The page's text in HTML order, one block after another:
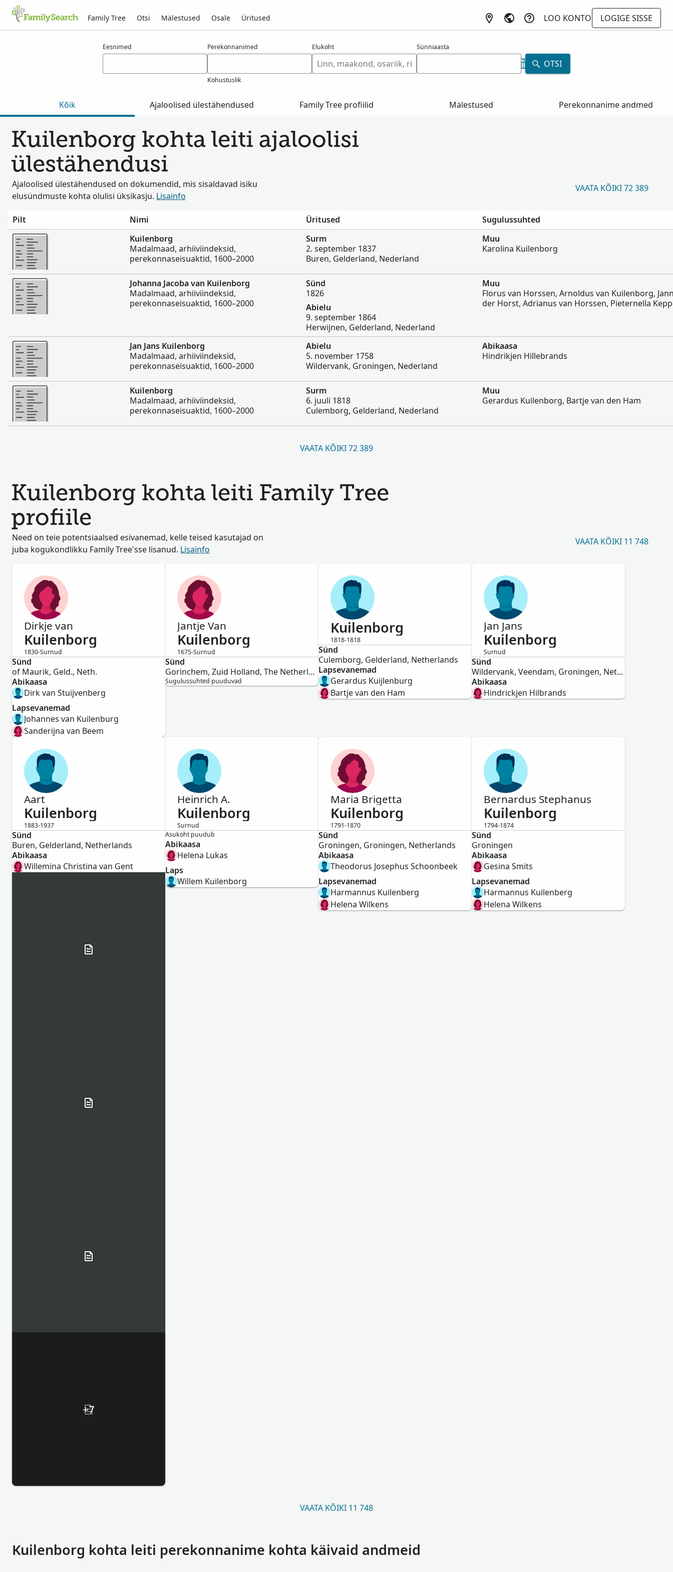
Family Tree Otsi Mälestused Osale Üritused LOO KONTO
LOGIGE SISSE
Eesnimed Perekonnanimed
Kohustuslik
Elukoht Sünniaasta
OTSI
Kõik Ajaloolised ülestähendused Family Tree profiilid Mälestused Perekonnanime andmed
Kuilenborg kohta leiti ajaloolisi
ülestähendusi
Ajaloolised ülestähendused on dokumendid, mis sisaldavad isiku
elusündmuste kohta olulisi üksikasju. Lisainfo
VAATA KÕIKI 72 389
Pilt Nimi Üritused
Sugulussuhted
Rohkem
Kuilenborg
Madalmaad, arhiiviindeksid,
perekonnaseisuaktid, 1600–2000
Surm
2. september 1837
Buren, Gelderland, Nederland
Muu
Karolina Kuilenborg
Rohkem
Johanna Jacoba van Kuilenborg
Madalmaad, arhiiviindeksid,
perekonnaseisuaktid, 1600–2000
Sünd
1826
Abielu
9. september 1864
Herwijnen, Gelderland, Nederland
Muu
Florus van Horssen, Arnoldus van Kuilenborg,
der Horst, Adrianus van Horssen, Pieternella
Rohkem
Jan Jans Kuilenborg
Madalmaad, arhiiviindeksid,
perekonnaseisuaktid, 1600–2000
Abielu
5. november 1758
Wildervank, Groningen, Nederland
Abikaasa
Hindrikjen Hillebrands
Rohkem
Kuilenborg
Madalmaad, arhiiviindeksid,
perekonnaseisuaktid, 1600–2000
Surm
6. juuli 1818
Culemborg, Gelderland, Nederland
Muu
Gerardus Kuilenborg, Bartje van den Ham
VAATA KÕIKI 72 389
Kuilenborg kohta leiti Family Tree
profiile
Need on teie potentsiaalsed esivanemad, kelle teised kasutajad on
juba kogukondlikku Family Tree'sse lisanud. Lisainfo
VAATA KÕIKI 11 748
Dirkje van
Kuilenborg
1830-Surnud
Naine
Sünd
of Maurik, Geld., Neth.
Abikaasa
Dirk van Stuijvenberg
Lapsevanemad
Johannes van Kuilenburg
Sanderijna van Beem
Jantje Van
Kuilenborg
1675-Surnud
Naine
Sünd
Gorinchem, Zuid Holland, The Netherlands
Sugulussuhted puuduvad
Kuilenborg
1818-1818
Mees
Sünd
Culemborg, Gelderland, Netherlands
Lapsevanemad
Gerardus Kuijlenburg
Bartje van den Ham
Jan Jans
Kuilenborg
Surnud
Mees
Sünd
Wildervank, Veendam, Groningen, Netherlands
Abikaasa
Hindrickjen Hilbrands
Aart
Kuilenborg
1883-1937
Mees
Sünd
Buren, Gelderland, Netherlands
Abikaasa
Willemina Christina van Gent
+7
Heinrich A.
Kuilenborg
Surnud
Mees
Asukoht puudub
Abikaasa
Helena Lukas
Laps
Willem Kuilenborg
Maria Brigetta
Kuilenborg
1791-1870
Naine
Sünd
Groningen, Groningen, Netherlands
Abikaasa
Theodorus Josephus Schoonbeek
Lapsevanemad
Harmannus Kuilenberg
Helena Wilkens
Bernardus Stephanus
Kuilenborg
1794-1874
Mees
Sünd
Groningen
Abikaasa
Gesina Smits
Lapsevanemad
Harmannus Kuilenberg
Helena Wilkens
VAATA KÕIKI 11 748
Kuilenborg kohta leiti perekonnanime kohta käivaid andmeid